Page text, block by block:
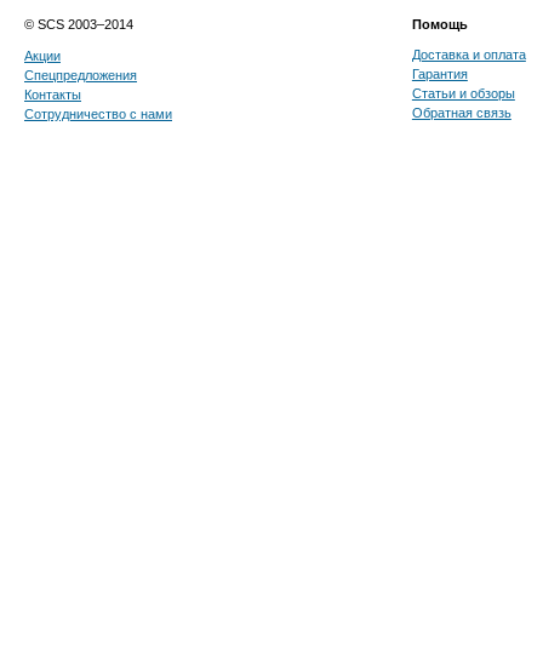
© SCS 2003–2014
Акции
Спецпредложения
Контакты
Сотрудничество с нами
Помощь
Доставка и оплата
Гарантия
Статьи и обзоры
Обратная связь